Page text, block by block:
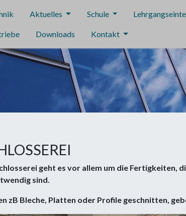
Aktuelles Schule
Downloads Kontakt
geht es vor allem um die Fertigkeiten,
sind.
zB Bleche, Platten oder Profile geschnitten,